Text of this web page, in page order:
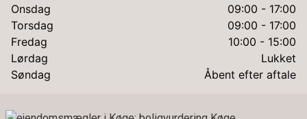
Onsdag
09:00 - 17:00
Torsdag
09:00 - 17:00
Fredag
10:00 - 15:00
Lørdag
Lukket
Søndag
Åbent efter aftale